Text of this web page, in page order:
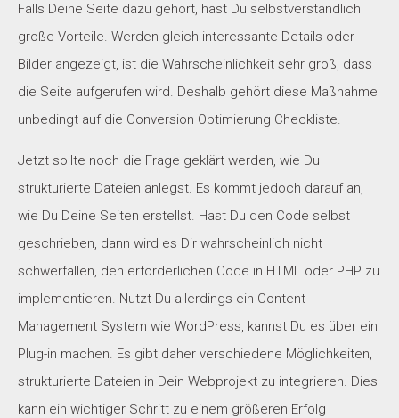
Falls Deine Seite dazu gehört, hast Du selbstverständlich
große Vorteile. Werden gleich interessante Details oder
Bilder angezeigt, ist die Wahrscheinlichkeit sehr groß, dass
die Seite aufgerufen wird. Deshalb gehört diese Maßnahme
unbedingt auf die Conversion Optimierung Checkliste.
Jetzt sollte noch die Frage geklärt werden, wie Du
strukturierte Dateien anlegst. Es kommt jedoch darauf an,
wie Du Deine Seiten erstellst. Hast Du den Code selbst
geschrieben, dann wird es Dir wahrscheinlich nicht
schwerfallen, den erforderlichen Code in HTML oder PHP zu
implementieren. Nutzt Du allerdings ein Content
Management System wie WordPress, kannst Du es über ein
Plug-in machen. Es gibt daher verschiedene Möglichkeiten,
strukturierte Dateien in Dein Webprojekt zu integrieren. Dies
kann ein wichtiger Schritt zu einem größeren Erfolg